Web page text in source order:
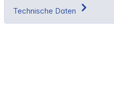
Technische Daten